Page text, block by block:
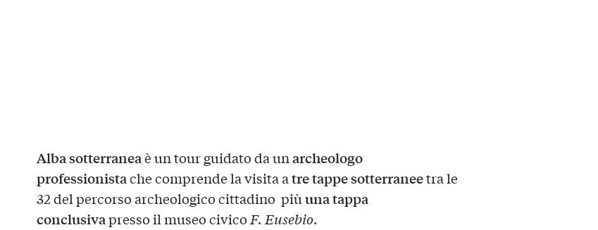
Alba sotterraneaè un tour guidato da unarcheologo
professionistache comprende la visita atre tappe sotterraneetra le
32 del percorso archeologico cittadino piùuna tappa
conclusivapresso il museo civicoF. Eusebio.